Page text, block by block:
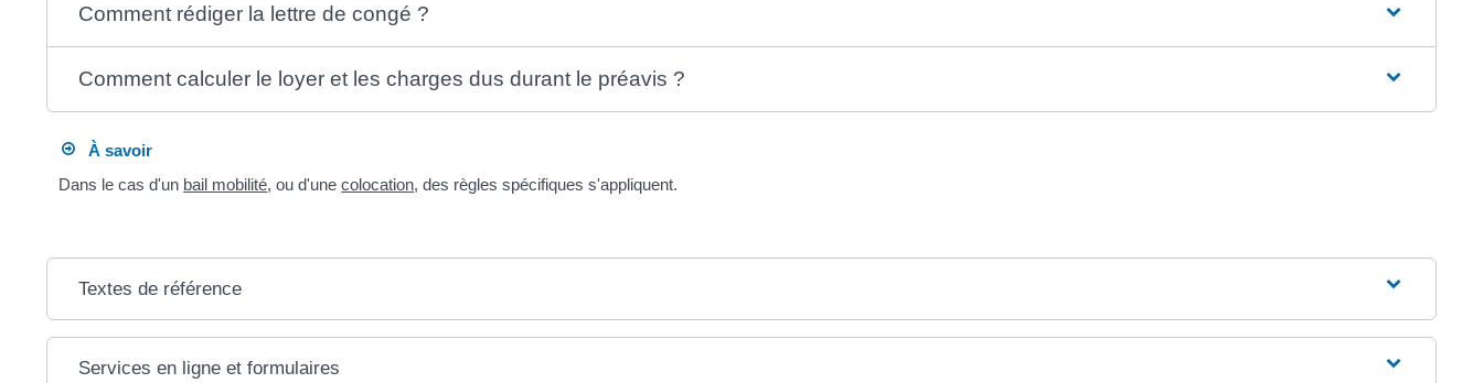
Comment rédiger la lettre de congé ?
Comment calculer le loyer et les charges dus durant le préavis ?
À savoir
Dans le cas d'un bail mobilité, ou d'unecolocation, des règles spécifiques s'appliquent.
Textes de référence
Services en ligne et formulaires